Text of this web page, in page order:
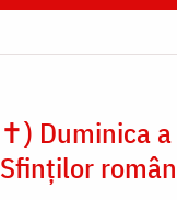
✝) Duminica
Sfinților